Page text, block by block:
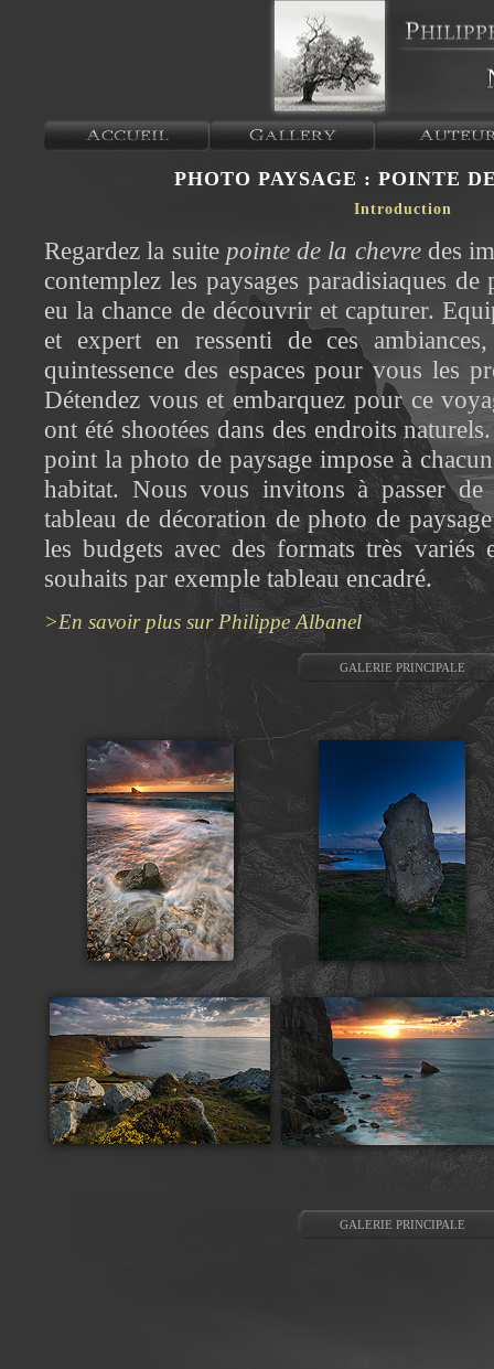
PHOTO PAYSAGE : POINTE
Introduction
Regardez la suite pointe de la chevredes
contemplez les paysages paradisiaques
eu la chance de découvrir et capturer.
et expert en ressenti de ces
quintessence des espaces pour vous les
Détendez vous et embarquez pour ce
ont été shootées dans des endroits
point la photo de paysage impose à
habitat. Nous vous invitons à passer
tableau de décoration de photo de
les budgets avec des formats très variés
souhaits par exemple tableau encadré.
>En savoir plus sur Philippe Albanel
GALERIE PRINCIPALE
GALERIE PRINCIPALE